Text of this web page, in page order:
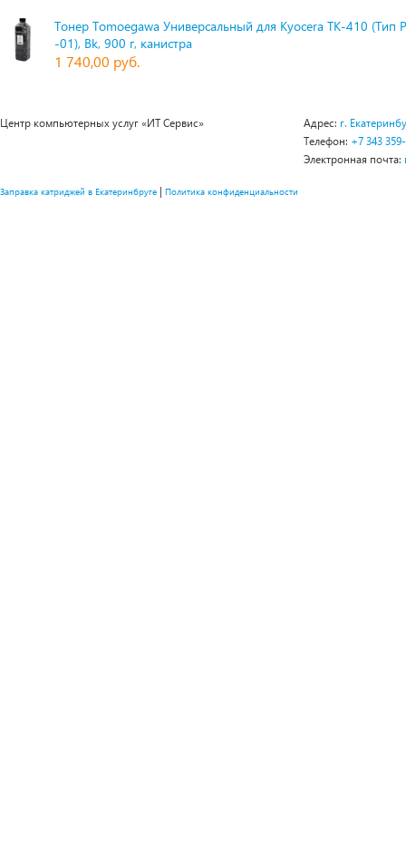
Тонер Tomoegawa Универсальный для Kyocera TK-410 (Тип
-01), Bk, 900 г, канистра
1 740,00 руб.
Центр компьютерных услуг «ИТ Сервис» Адрес: г.
Телефон: +7 343
Электронная почта:
Заправка катриджей в Екатеринбруге | Политика конфиденциальности